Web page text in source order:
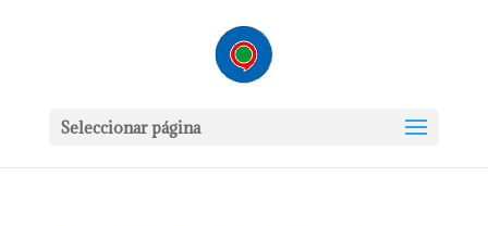
Seleccionar página